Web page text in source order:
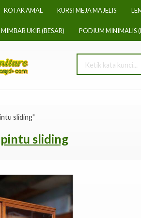
KOTAK AMAL KURSI MEJA MAJELIS
MIMBAR UKIR (BESAR) PODIUM MINIMALIS
sliding"
sliding